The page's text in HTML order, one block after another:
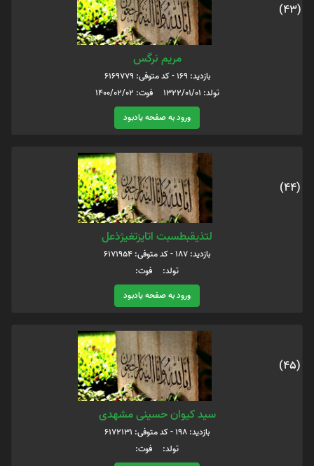
(43)
مریم نرگس
بازدید: 169 - کد متوفی: 6169779
تولد: 1322/01/01 فوت: 1400/02/02
ورود به صفحه یادبود
(44)
لتذیقبطسبت اتایزتغیژذعل
بازدید: 187 - کد متوفی: 6171954
تولد: فوت:
ورود به صفحه یادبود
(45)
سید کیوان حسینی مشهدی
بازدید: 198 - کد متوفی: 6172131
تولد: فوت: